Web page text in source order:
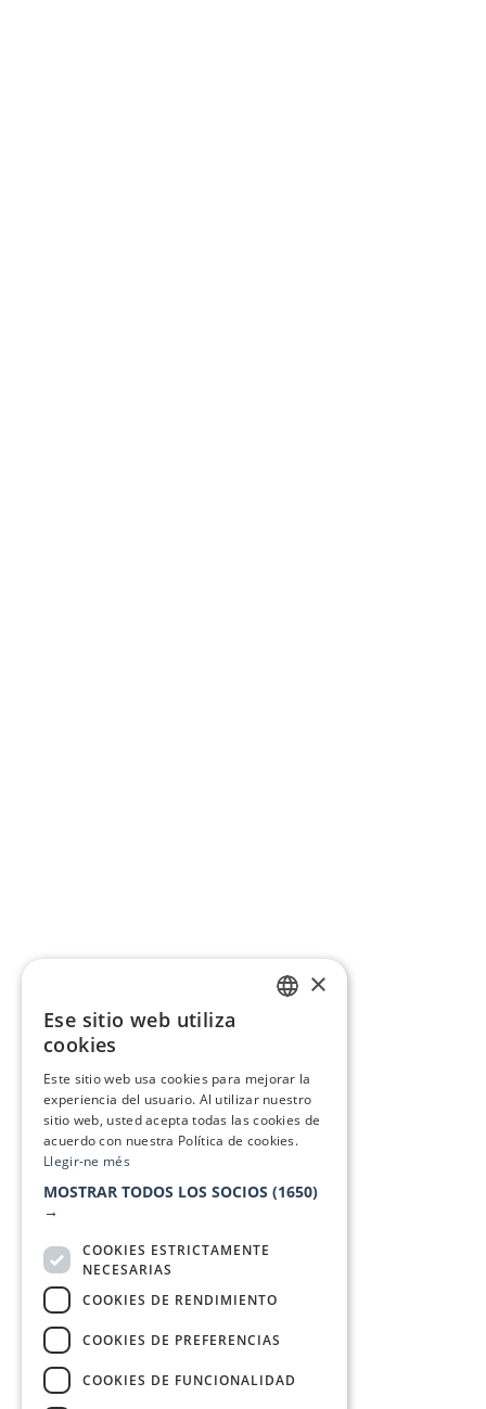
×
Ese sitio web utiliza
cookies
Este sitio web usa cookies para mejorar la
experiencia del usuario. Al utilizar nuestro
sitio web, usted acepta todas las cookies de
acuerdo con nuestra Política de cookies.
Llegir-ne més
MOSTRAR TODOS LOS SOCIOS (1650)
→
COOKIES ESTRICTAMENTE
NECESARIAS
COOKIES DE RENDIMIENTO
COOKIES DE PREFERENCIAS
COOKIES DE FUNCIONALIDAD